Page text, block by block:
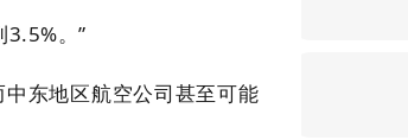
。”
东地区航空公司甚至可能